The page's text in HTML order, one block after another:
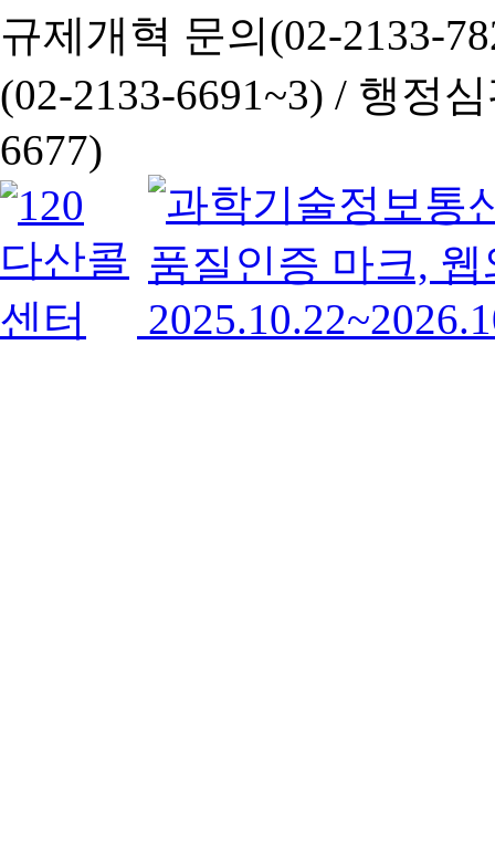
규제개혁 문의(02-2133-
(02-2133-6691~3) / 행정심
6677)